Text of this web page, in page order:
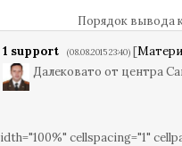
Порядок вывода
1 support (08.08.2015 23:40) [
Далековато от центра
idth="100%" cellspacing="1"